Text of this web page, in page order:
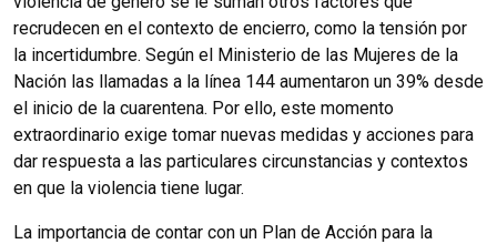
recrudecen en el contexto de encierro, como la tensión por
la incertidumbre. Según el Ministerio de las Mujeres de la
Nación las llamadas a la línea 144 aumentaron un 39% desde
el inicio de la cuarentena. Por ello, este momento
extraordinario exige tomar nuevas medidas y acciones para
dar respuesta a las particulares circunstancias y contextos
en que la violencia tiene lugar.
La importancia de contar con un Plan de Acción para la